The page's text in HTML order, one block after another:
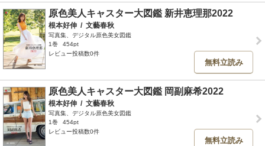
原色美人キャスター大図鑑 新井恵理那2022
根本好伸 / 文藝春秋
写真集、デジタル原色美女図鑑
1巻
454pt
レビュー投稿数0件
無料立読み
原色美人キャスター大図鑑 岡副麻希2022
根本好伸 / 文藝春秋
写真集、デジタル原色美女図鑑
1巻
454pt
レビュー投稿数0件
無料立読み